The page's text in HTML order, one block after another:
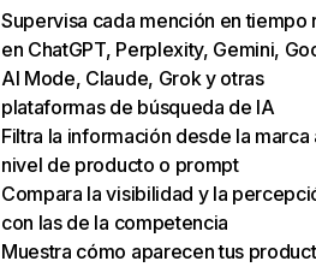
Supervisa cada mención en tiempo
en ChatGPT, Perplexity, Gemini,
AI Mode, Claude, Grok y otras
plataformas de búsqueda de IA
Filtra la información desde la marca
nivel de producto o prompt
Compara la visibilidad y la
con las de la competencia
Muestra cómo aparecen tus